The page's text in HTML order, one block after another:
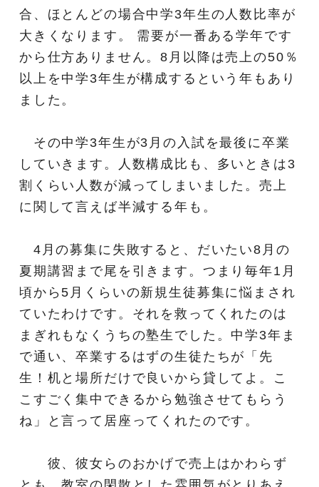
合、ほとんどの場合中学3年生の人数比率が
大きくなります。 需要が一番ある学年です
から仕方ありません。8月以降は売上の50％
以上を中学3年生が構成するという年もあり
ました。
その中学3年生が3月の入試を最後に卒業
していきます。人数構成比も、多いときは3
割くらい人数が減ってしまいました。売上
に関して言えば半減する年も。
4月の募集に失敗すると、だいたい8月の
夏期講習まで尾を引きます。つまり毎年1月
頃から5月くらいの新規生徒募集に悩まされ
ていたわけです。それを救ってくれたのは
まぎれもなくうちの塾生でした。中学3年ま
で通い、卒業するはずの生徒たちが「先
生！机と場所だけで良いから貸してよ。こ
こすごく集中できるから勉強させてもらう
ね」と言って居座ってくれたのです。
彼、彼女らのおかげで売上はかわらず